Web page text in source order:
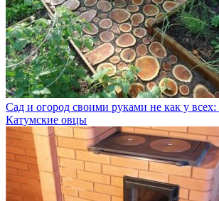
Сад и огород своими руками не как у
Катумские овцы